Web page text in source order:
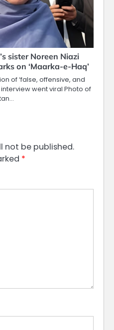
sister Noreen Niazi
on ‘Maarka-e-Haq’
of ‘false, offensive, and
went viral Photo of
not be published.
*